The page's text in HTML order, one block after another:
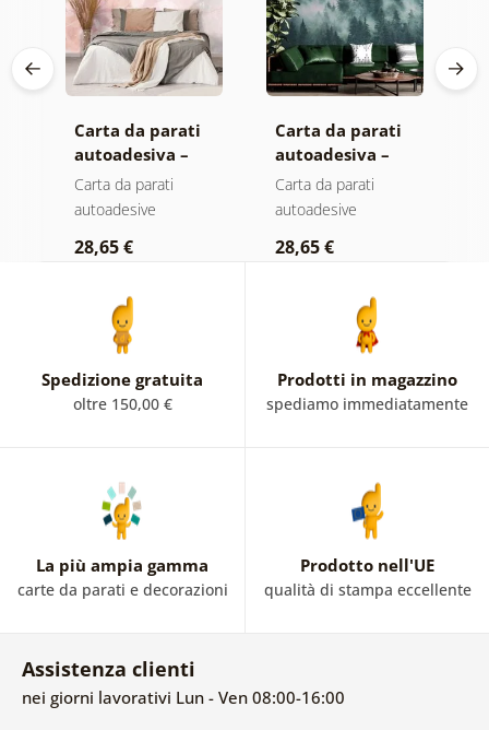
Carta da parati
autoadesiva –
Foglie con
sfumatura
Carta da parati
autoadesive
28,65 €
Carta da parati
autoadesiva –
Foresta nella
nebbia
Carta da parati
autoadesive
28,65 €
Spedizione gratuita
oltre 150,00 €
Prodotti in magazzino
spediamo immediatamente
La più ampia gamma
carte da parati e decorazioni
Prodotto nell'UE
qualità di stampa eccellente
Assistenza clienti
nei giorni lavorativi Lun - Ven 08:00-16:00